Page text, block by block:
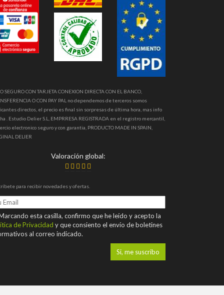
SEGURO CON TARJETA CONEXION DIRECTA CON EL BANCO,
O CON PAY PAL no dependemos de terceros somos
directos, el precio es final sin sorpresas de última hora, mas info
. Estudio Delier S.L, EMPRRESA REGISTRADA en el registro mercantil,
electronico seguro y con garantia, PRODUCTO MADE IN SPAIN,
DELIER
Valoración global:
para recibir novedades y ofertas.
esta casilla, confirmo que he leído y acepto la
de Privacidad y que consiento el envío de boletines
al correo indicado.